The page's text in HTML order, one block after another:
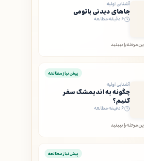
آشنایی اولیه
جاهای دیدنی باتومی
۶ دقیقه مطالعه
مرحله را ببینید
پیش‌نیاز مطالعه
آشنایی اولیه
چگونه به اندیمشک سفر
کنیم؟
۶ دقیقه مطالعه
مرحله را ببینید
پیش‌نیاز مطالعه